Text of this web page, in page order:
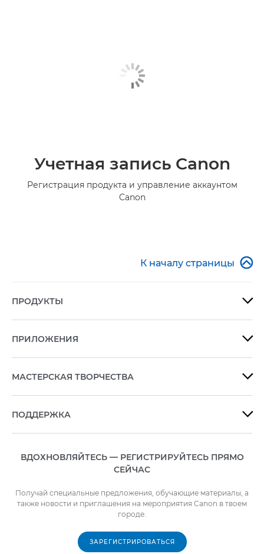
Учетная запись Canon
Регистрация продукта и управление аккаунтом
Canon
К началу страницы 
ПРОДУКТЫ 
ПРИЛОЖЕНИЯ 
МАСТЕРСКАЯ ТВОРЧЕСТВА 
ПОДДЕРЖКА 
ВДОХНОВЛЯЙТЕСЬ — РЕГИСТРИРУЙТЕСЬ ПРЯМО
СЕЙЧАС
Получай специальные предложения, обучающие материалы, а
также новости и приглашения на мероприятия Canon в твоем
городе.
ЗАРЕГИСТРИРОВАТЬСЯ